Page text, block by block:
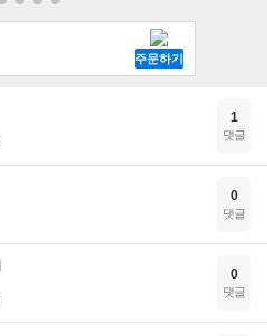
1
댓글
0
댓글
0
댓글